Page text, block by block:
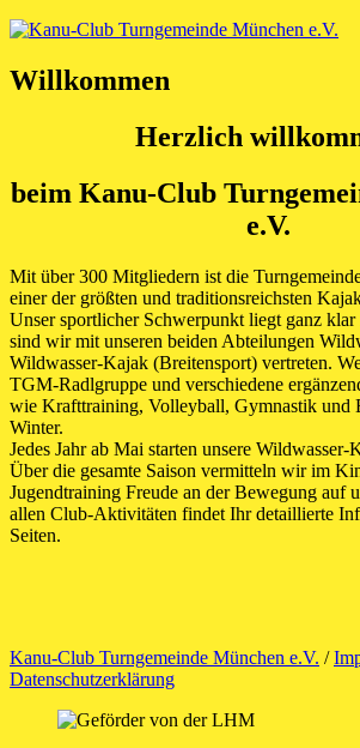
Willkommen
Herzlich
beim Kanu-Club
e.V.
Mit über 300 Mitgliedern ist die
einer der größten und traditionsreichsten
Unser sportlicher Schwerpunkt liegt ganz
sind wir mit unseren beiden Abteilungen
Wildwasser-Kajak (Breitensport) vertreten.
TGM-Radlgruppe und verschiedene
wie Krafttraining, Volleyball, Gymnastik und
Winter.
Jedes Jahr ab Mai starten unsere Wildwasser-
Über die gesamte Saison vermitteln wir im
Jugendtraining Freude an der Bewegung auf
allen Club-Aktivitäten findet Ihr detaillierte
Seiten.
Kanu-Club Turngemeinde München e.V. /
Datenschutzerklärung